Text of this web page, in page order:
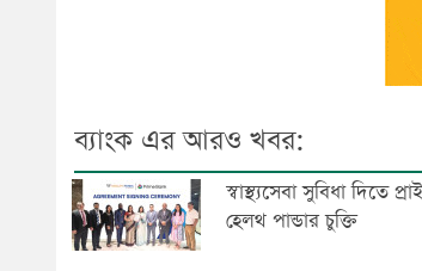
ব্যাংক এর আরও খবর:
স্বাস্থ্যসেবা সুবিধা দিতে
হেলথ পান্ডার চুক্তি